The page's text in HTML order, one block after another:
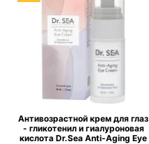
Антивозрастной крем для глаз
- гликотенил и гиалуроновая
кислота Dr.Sea Anti-Aging Eye